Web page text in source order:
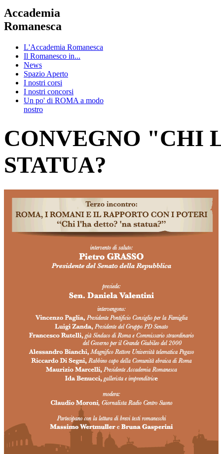
Accademia
Romanesca
L'Accademia Romanesca
Il Romanesco in...
News
Spazio Aperto
I nostri corsi
I nostri concorsi
Un po' di ROMA a modo
nostro
CONVEGNO "CHI
STATUA?